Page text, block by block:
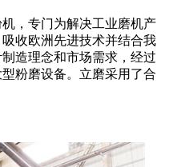
，专门为解决工业磨机产
收欧洲先进技术并结合我
造理念和市场需求，经过
粉磨设备。立磨采用了合